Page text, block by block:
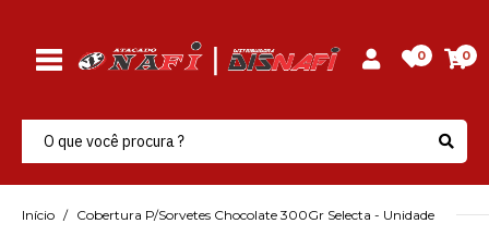
0 0
Início Cobertura P/Sorvetes Chocolate 300Gr Selecta - Unidade